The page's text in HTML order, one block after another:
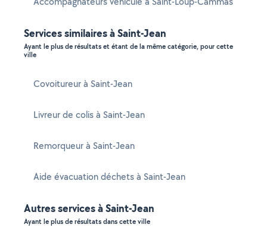
Services similaires à Saint-Jean
Ayant le plus de résultats et étant de la même catégorie, pour cette
ville
Covoitureur à Saint-Jean
Livreur de colis à Saint-Jean
Remorqueur à Saint-Jean
Aide évacuation déchets à Saint-Jean
Autres services à Saint-Jean
Ayant le plus de résultats dans cette ville